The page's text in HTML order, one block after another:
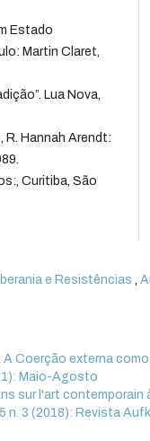
Estado
Martin Claret,
Lua Nova,
R. Hannah Arendt:
Curitiba, São
e Resistências,
A Coerção externa
Maio-Agosto
sur l'art contemporain
3 (2018): Revista